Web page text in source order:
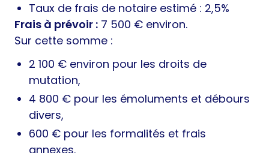
Taux de frais de notaire estimé : 2,5%
Frais à prévoir : 7 500 € environ.
Sur cette somme :
2 100 € environ pour les droits de
mutation,
4 800 € pour les émoluments et débours
divers,
600 € pour les formalités et frais
annexes.